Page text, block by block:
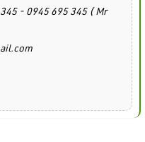
- 0945 695 345 ( Mr